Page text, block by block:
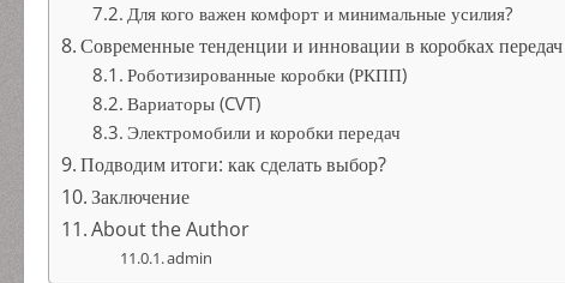
Для кого важен комфорт и минимальные усилия?
Современные тенденции и инновации в коробках передач
Роботизированные коробки (РКПП)
Вариаторы (CVT)
Электромобили и коробки передач
Подводим итоги: как сделать выбор?
Заключение
About the Author
admin